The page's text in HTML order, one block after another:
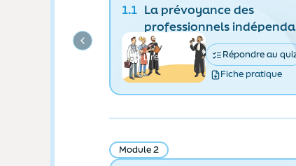
1.1 La prévoyance des
professionnels
Lire la vidéo
Répondre au
Fiche pratique
Module 2